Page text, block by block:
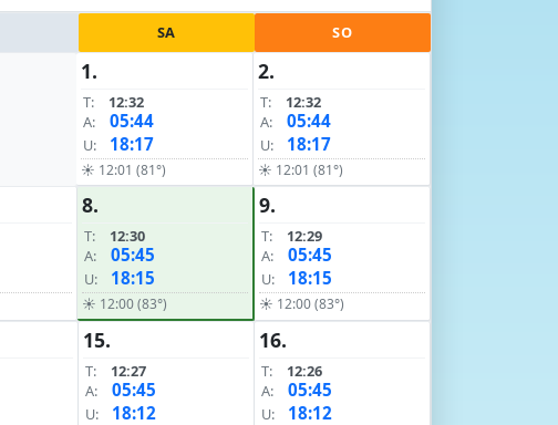
SA SO
1.
T:
12:32
A:
05:44
U: 18:17
☀ 12:01 (81°)
2.
T:
12:32
A:
05:44
U: 18:17
☀ 12:01 (81°)
8.
T:
12:30
A:
05:45
U: 18:15
☀ 12:00 (83°)
9.
T:
12:29
A:
05:45
U: 18:15
☀ 12:00 (83°)
15.
T:
12:27
A:
05:45
U: 18:12
16.
T:
12:26
A:
05:45
U: 18:12